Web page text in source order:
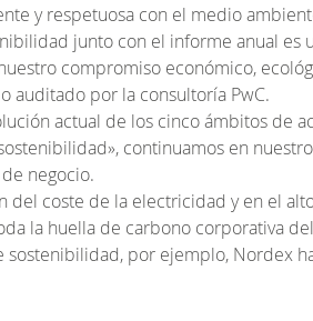
y respetuosa con el medio
junto con el informe anual es
compromiso económico,
auditado por la consultoría PwC.
actual de los cinco ámbitos de
continuamos en
negocio.
del coste de la electricidad y en el
la huella de carbono corporativa
sostenibilidad, por ejemplo, Nordex